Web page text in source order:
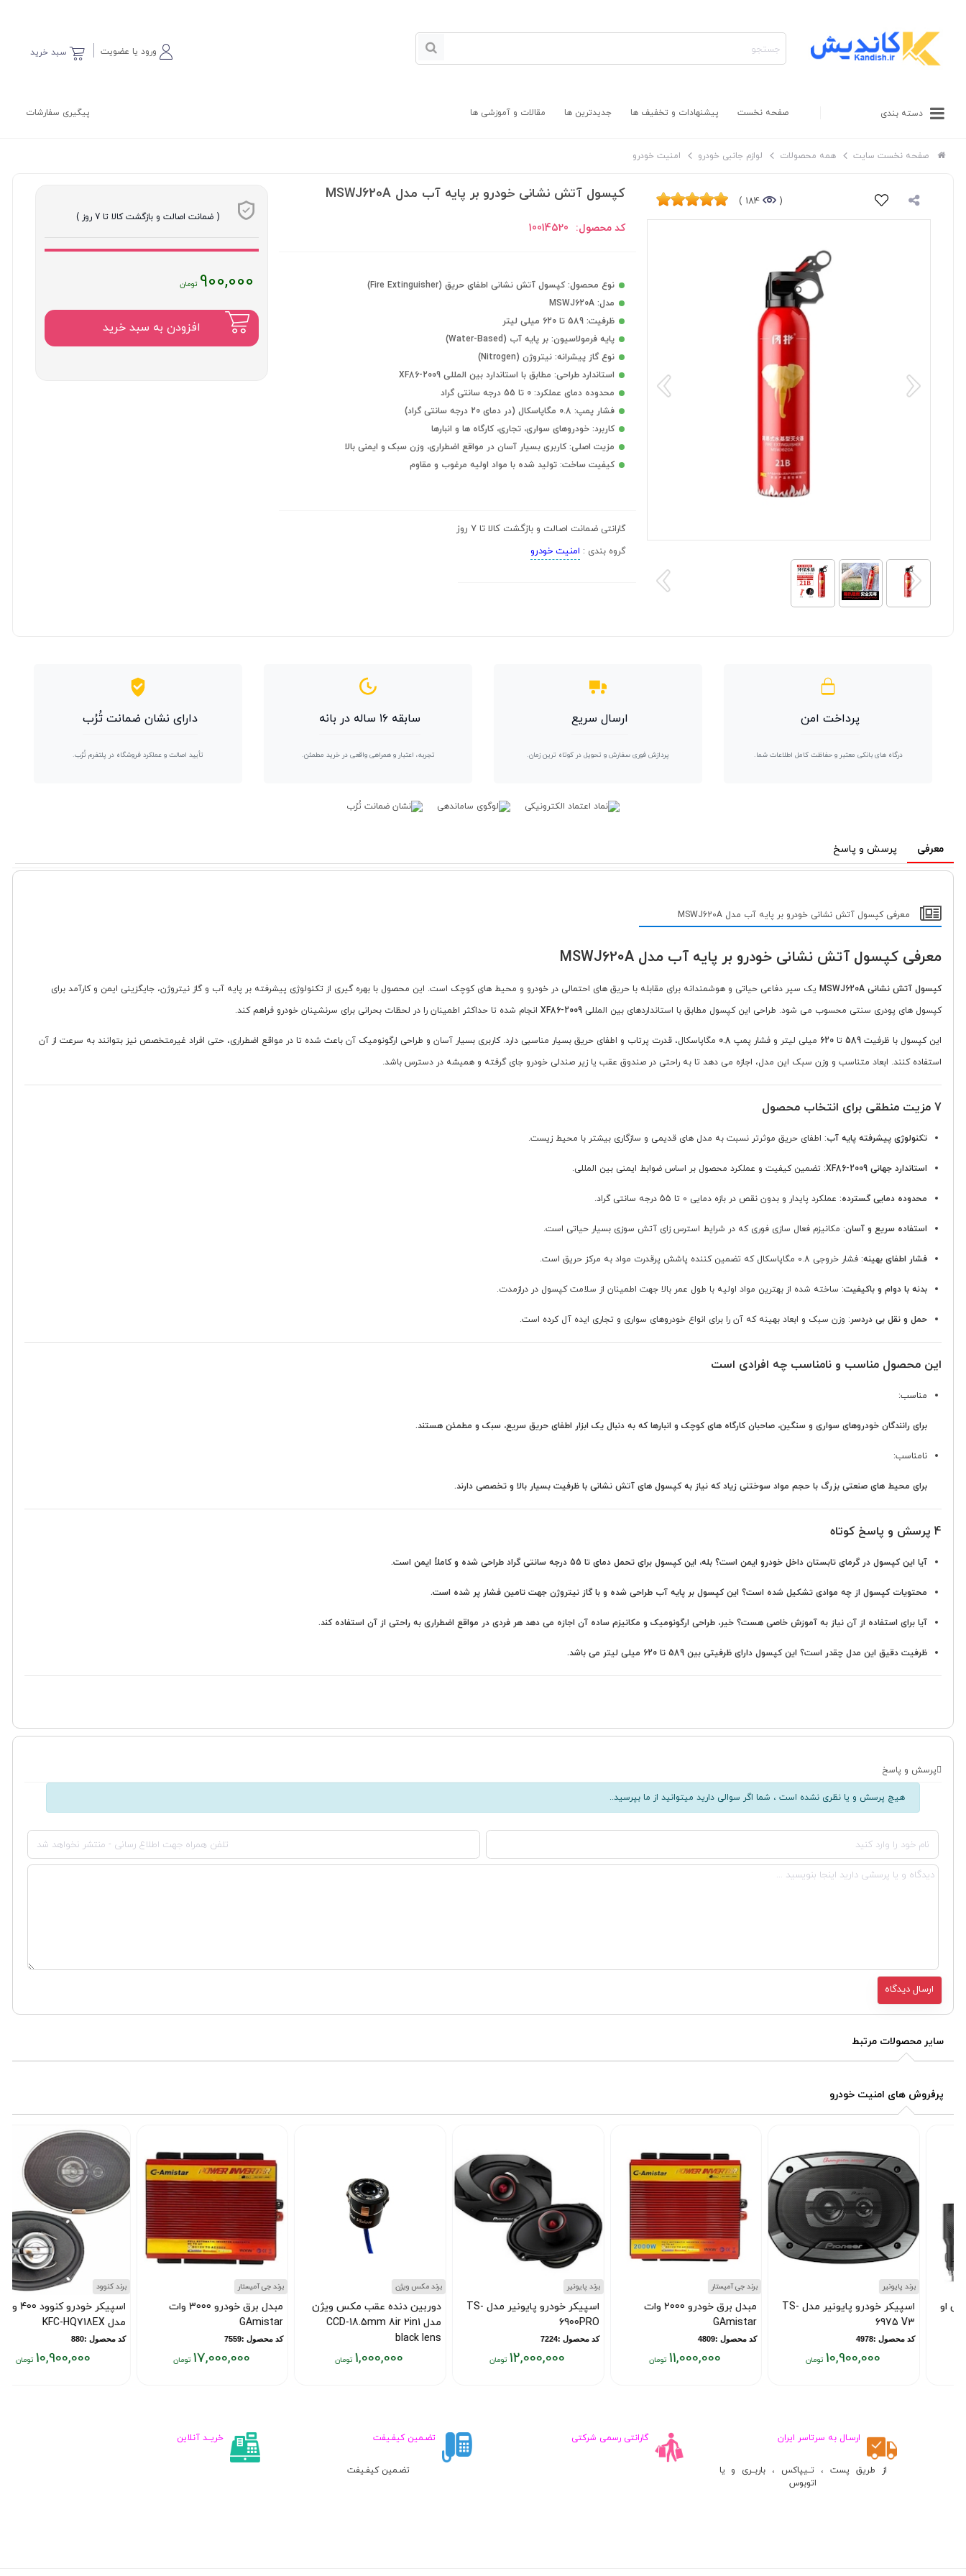
سبد خرید ورود یا عضویت
دسته بندی صفحه نخست پیشنهادات و تخفیف ها جدیدترین ها مقالات و آموزشی ها پیگیری سفارشات
صفحه نخست سایت همه محصولات لوازم جانبی خودرو امنیت خودرو
(
184 ) کپسول آتش نشانی خودرو بر پایه آب مدل MSWJ620A
کد محصول: 10014520
نوع محصول: کپسول آتش نشانی اطفای حریق (Fire Extinguisher)
مدل: MSWJ620A
ظرفیت: 589 تا 620 میلی لیتر
پایه فرمولاسیون: بر پایه آب (Water-Based)
نوع گاز پیشرانه: نیتروژن (Nitrogen)
استاندارد طراحی: مطابق با استاندارد بین المللی XF86-2009
محدوده دمای عملکرد: 0 تا 55 درجه سانتی گراد
فشار پمپ: 0.8 مگاپاسکال (در دمای 20 درجه سانتی گراد)
کاربرد: خودروهای سواری، تجاری، کارگاه ها و انبارها
مزیت اصلی: کاربری بسیار آسان در مواقع اضطراری، وزن سبک و ایمنی بالا
کیفیت ساخت: تولید شده با مواد اولیه مرغوب و مقاوم
گارانتی ضمانت اصالت و بازگشت کالا تا 7 روز
گروه بندی : امنیت خودرو
( ضمانت اصالت و بازگشت کالا تا 7 روز )
900,000قیمت
فعلی
:
۹۰۰,۰۰۰
افزودن به سبد خرید
پرداخت امن
درگاه های بانکی معتبر و حفاظت کامل اطلاعات شما.
ارسال سریع
پردازش فوری سفارش و تحویل در کوتاه ترین زمان.
سابقه ۱۶ ساله در بانه
تجربه، اعتبار و همراهی واقعی در خرید مطمئن.
دارای نشان ضمانت تُرُب
تأیید اصالت و عملکرد فروشگاه در پلتفرم تُرُب.
معرفی پرسش و پاسخ
معرفی کپسول آتش نشانی خودرو بر پایه آب مدل MSWJ620A
معرفی کپسول آتش نشانی خودرو بر پایه آب مدل MSWJ620A
کپسول آتش نشانی MSWJ620A
یک سپر دفاعی حیاتی و هوشمندانه برای مقابله با حریق های احتمالی در خودرو و محیط های کوچک است. این محصول با بهره گیری از تکنولوژی پیشرفته بر پایه آب و گاز نیتروژن، جایگزینی ایمن و کارآمد برای
کپسول های پودری سنتی محسوب می شود. طراحی این کپسول مطابق با استانداردهای بین المللی XF86-2009 انجام شده تا حداکثر اطمینان را در لحظات بحرانی برای سرنشینان خودرو فراهم کند.
این کپسول با ظرفیت 589 تا 620 میلی لیتر و فشار پمپ 0.8 مگاپاسکال، قدرت پرتاب و اطفای حریق بسیار مناسبی دارد. کاربری بسیار آسان و طراحی ارگونومیک آن باعث شده تا در مواقع اضطراری، حتی افراد غیرمتخصص نیز بتوانند به سرعت از آن
استفاده کنند. ابعاد متناسب و وزن سبک این مدل، اجازه می دهد تا به راحتی در صندوق عقب یا زیر صندلی خودرو جای گرفته و همیشه در دسترس باشد.
7 مزیت منطقی برای انتخاب محصول
تکنولوژی پیشرفته پایه آب: اطفای حریق موثرتر نسبت به مدل های قدیمی و سازگاری بیشتر با محیط زیست.
استاندارد جهانی XF86-2009 : تضمین کیفیت و عملکرد محصول بر اساس ضوابط ایمنی بین المللی.
محدوده دمایی گسترده: عملکرد پایدار و بدون نقص در بازه دمایی 0 تا 55 درجه سانتی گراد.
استفاده سریع و آسان: مکانیزم فعال سازی فوری که در شرایط استرس زای آتش سوزی بسیار حیاتی است.
فشار اطفای بهینه: فشار خروجی 0.8 مگاپاسکال که تضمین کننده پاشش پرقدرت مواد به مرکز حریق است.
بدنه با دوام و باکیفیت: ساخته شده از بهترین مواد اولیه با طول عمر بالا جهت اطمینان از سلامت کپسول در درازمدت.
حمل و نقل بی دردسر: وزن سبک و ابعاد بهینه که آن را برای انواع خودروهای سواری و تجاری ایده آل کرده است.
این محصول مناسب و نامناسب چه افرادی است
مناسب:
برای رانندگان خودروهای سواری و سنگین، صاحبان کارگاه های کوچک و انبارها که به دنبال یک ابزار اطفای حریق سریع، سبک و مطمئن هستند.
نامناسب:
برای محیط های صنعتی بزرگ با حجم مواد سوختنی زیاد که نیاز به کپسول های آتش نشانی با ظرفیت بسیار بالا و تخصصی دارند.
4 پرسش و پاسخ کوتاه
آیا این کپسول در گرمای تابستان داخل خودرو ایمن است؟ بله، این کپسول برای تحمل دمای تا 55 درجه سانتی گراد طراحی شده و کاملاً ایمن است.
محتویات کپسول از چه موادی تشکیل شده است؟ این کپسول بر پایه آب طراحی شده و با گاز نیتروژن جهت تامین فشار پر شده است.
آیا برای استفاده از آن نیاز به آموزش خاصی هست؟ خیر، طراحی ارگونومیک و مکانیزم ساده آن اجازه می دهد هر فردی در مواقع اضطراری به راحتی از آن استفاده کند.
ظرفیت دقیق این مدل چقدر است؟ این کپسول دارای ظرفیتی بین 589 تا 620 میلی لیتر می باشد.
پرسش و پاسخ
هیچ پرسش و یا نظری نشده است ، شما اگر سوالی دارید میتوانید از ما بپرسید..
سایر محصولات مرتبط
پرفروش های امنیت خودرو
برند پایونیر
اسپیکر خودرو پایونیر مدل TS-
6975 V3
کد محصول :4978
10,900,000
برند جی آمیستار
مبدل برق خودرو 2000 وات
GAmistar
کد محصول :4809
11,000,000
برند پایونیر
اسپیکر خودرو پایونیر مدل TS-
6900PRO
کد محصول :7224
12,000,000
برند مکس ویژن
دوربین دنده عقب مکس ویژن
مدل CCD-18.5mm 8ir 2in1
black lens
1,000,000
برند جی آمیستار
مبدل برق خودرو 3000 وات
GAmistar
کد محصول :7559
17,000,000
اسپیکر خودرو کنوود 400 وات
کد محصول :880
10,900,000
ارسـال به سرتاسر ایران
از طریق پست ، تــیپاکس ، باربــری و یا
اتوبوس
گارانتی رسمی شرکتی تضـمین کیفـیفت
تضـمین کیفـیفت
خریــد آنلاین